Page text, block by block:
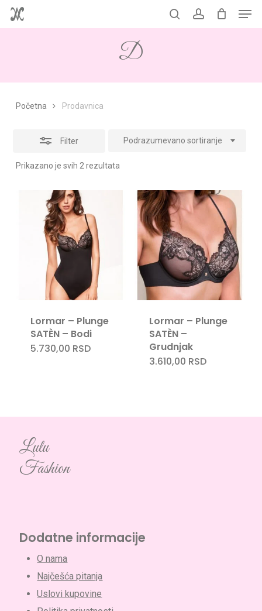
Skip
to
searchaccount
Korpa Close
D
Početna Prodavnica
Filter
Prikazano je svih 2 rezultata
Podrazumevano sortiranje
Close
Lormar – Plunge
SATÈN – Bodi
5.730,00 RSD
Lormar – Plunge
SATÈN –
Grudnjak
3.610,00 RSD
Lulu
Fashion
Dodatne informacije
O nama
Najčešća pitanja
Uslovi kupovine